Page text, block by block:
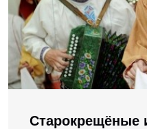
Старокрещёные